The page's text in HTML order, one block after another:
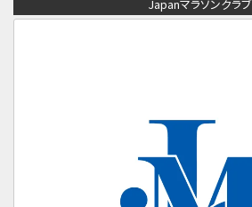
Japanマラソンクラブ